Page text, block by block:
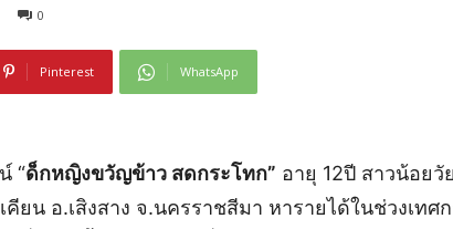
0
Pinterest WhatsApp
“ด็กหญิงขวัญข้าว สดกระโทก” อายุ 12ปี สาวน้อยวัย
คียน อ.เสิงสาง จ.นครราชสีมา หารายได้ในช่วงเทศ